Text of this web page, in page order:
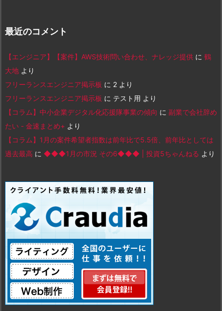
最近のコメント
【エンジニア】【案件】AWS技術問い合わせ、ナレッジ提供 に 鶴
大地 より
フリーランスエンジニア掲示板 に 2 より
フリーランスエンジニア掲示板 に テスト用 より
【コラム】中小企業デジタル化応援隊事業の傾向 に 副業で会社辞め
たい - 金速まとめ+ より
【コラム】1月の案件希望者指数は前年比で5.5倍、前年比としては
過去最高 に ◆◆◆1月の市況 その6◆◆◆ | 投資5ちゃんねる より